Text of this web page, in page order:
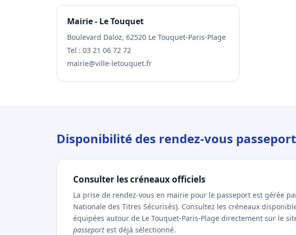
Mairie - Le Touquet
Boulevard Daloz, 62520 Le Touquet-Paris-Plage
Tel : 03 21 06 72 72
mairie@ville-letouquet.fr
Disponibilité des rendez-vous
Consulter les créneaux officiels
La prise de rendez-vous en mairie pour le passeport est gérée
Nationale des Titres Sécurisés). Consultez les créneaux
équipées autour de Le Touquet-Paris-Plage directement sur le
passeport est déjà sélectionné.